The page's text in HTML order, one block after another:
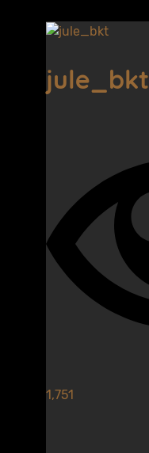
jule_bkt
1,751